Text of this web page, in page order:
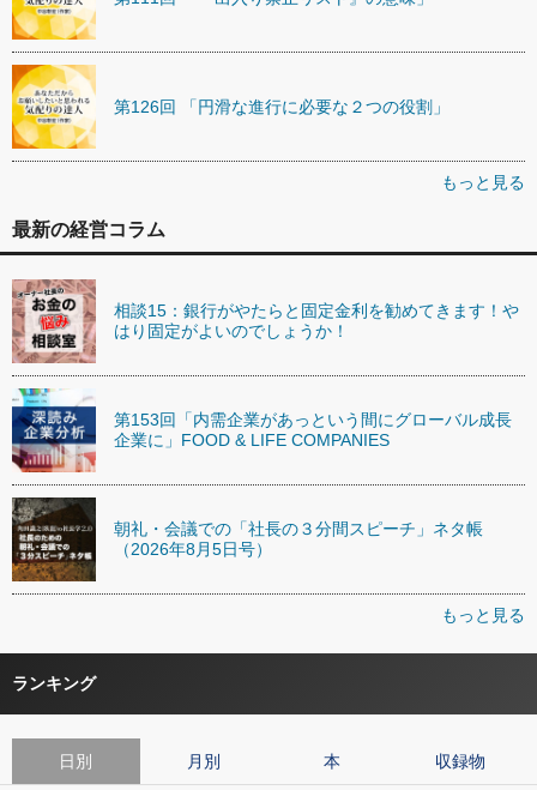
第126回 「円滑な進行に必要な２つの役割」
もっと見る
最新の経営コラム
相談15：銀行がやたらと固定金利を勧めてきます！や
はり固定がよいのでしょうか！
第153回「内需企業があっという間にグローバル成長
企業に」FOOD & LIFE COMPANIES
朝礼・会議での「社長の３分間スピーチ」ネタ帳
（2026年8月5日号）
もっと見る
ランキング
日別 月別 本 収録物